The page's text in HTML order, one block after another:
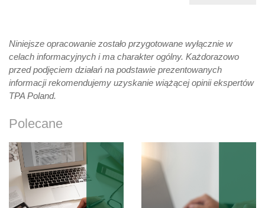
Niniejsze opracowanie zostało przygotowane wyłącznie w
celach informacyjnych i ma charakter ogólny. Każdorazowo
przed podjęciem działań na podstawie prezentowanych
informacji rekomendujemy uzyskanie wiążącej opinii ekspertów
TPA Poland.
Polecane